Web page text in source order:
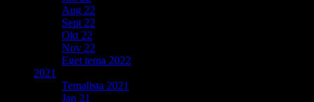
Aug 22
Sept 22
Okt 22
Nov 22
Eget tema 2022
2021
Temalista 2021
Jan 21